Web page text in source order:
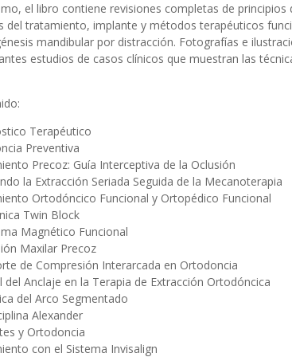
el libro contiene revisiones completas de
del tratamiento, implante y métodos terapéuticos
mandibular por distracción. Fotografías e
estudios de casos clínicos que muestran las
Terapéutico
Preventiva
Precoz: Guía Interceptiva de la Oclusión
la Extracción Seriada Seguida de la Mecanoterapia
Ortodóncico Funcional y Ortopédico Funcional
Twin Block
Magnético Funcional
Maxilar Precoz
de Compresión Interarcada en Ortodoncia
del Anclaje en la Terapia de Extracción Ortodóncica
del Arco Segmentado
Alexander
y Ortodoncia
con el Sistema Invisalign